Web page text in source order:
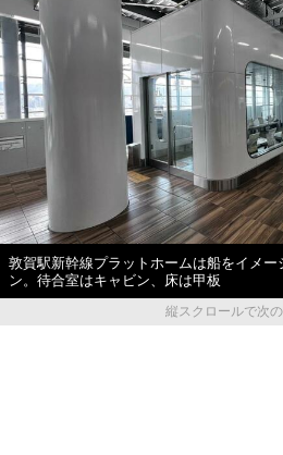
敦賀駅新幹線プラットホームは船をイメー
ン。待合室はキャビン、床は甲板
縦スクロールで次